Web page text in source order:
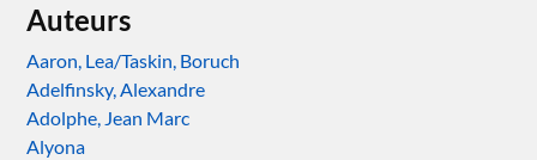
Auteurs
Aaron, Lea/Taskin, Boruch
Adelfinsky, Alexandre
Adolphe, Jean Marc
Alyona